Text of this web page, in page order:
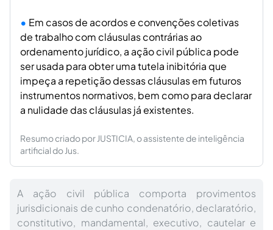
Em casos de acordos e convenções coletivas
de trabalho com cláusulas contrárias ao
ordenamento jurídico, a ação civil pública pode
ser usada para obter uma tutela inibitória que
impeça a repetição dessas cláusulas em futuros
instrumentos normativos, bem como para declarar
a nulidade das cláusulas já existentes.
Resumo criado por JUSTICIA, o assistente de inteligência
artificial do Jus.
A ação civil pública comporta provimentos
jurisdicionais de cunho condenatório, declaratório,
constitutivo, mandamental, executivo, cautelar e